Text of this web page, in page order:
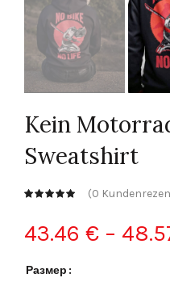
Kein
Sweatshirt
(0
43.46 € –
Размер